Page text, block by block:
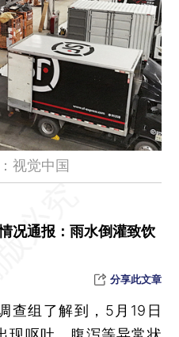
阳江将出现4.3米洪峰水位
中东部将有新一轮较大范围降雨过程，广东广西局地仍有大暴雨
单位历史风貌被罚
从事任何与足球有关的活动
头盔成摆设？北京昌平一人骑电动自行车把头盔放车筐，遇事故不幸身亡
阿联酋正建设一条绕过霍尔木兹海峡的输油管道，预计2027年建成投运
定对古巴军事行动方案
卡斯特罗
规范涉企行政执法专项行动已为企业挽回经济损失307亿元
违规收集个人信息、窗口乱跳转……这31款APP及SDK被通报
视觉中国
况通报：雨水倒灌致饮
分享此文章
查组了解到，5月19日